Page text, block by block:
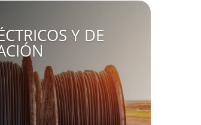
Y DE